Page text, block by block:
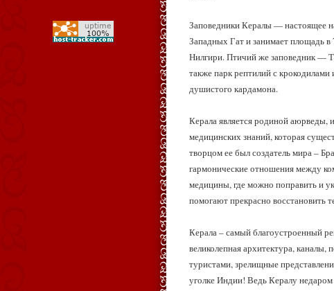
Заповедники Кералы — настоящее
Западных Гат и занимает площадь
Нилгири. Птичий же заповедник —
также парк рептилий с
душистого кардамона.
Керала является родиной аюрведы,
медицинских знаний, которая
творцом ее был создатель мира –
гармонические отношения между
медицины, где можно поправить и
помогают прекрасно восстановить
Керала – самый благоустроенный
великолепная архитектура,
туристами, зрелищные
уголке Индии! Ведь Кералу